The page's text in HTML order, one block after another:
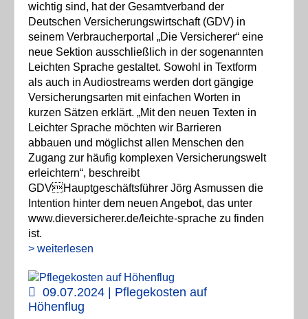
wichtig sind, hat der Gesamtverband der
Deutschen Versicherungswirtschaft (GDV) in
seinem Verbraucherportal „Die Versicherer“ eine
neue Sektion ausschließlich in der sogenannten
Leichten Sprache gestaltet. Sowohl in Textform
als auch in Audiostreams werden dort gängige
Versicherungsarten mit einfachen Worten in
kurzen Sätzen erklärt. „Mit den neuen Texten in
Leichter Sprache möchten wir Barrieren
abbauen und möglichst allen Menschen den
Zugang zur häufig komplexen Versicherungswelt
erleichtern“, beschreibt
GDVHauptgeschäftsführer Jörg Asmussen die
Intention hinter dem neuen Angebot, das unter
www.dieversicherer.de/leichte-sprache zu finden
ist.
> weiterlesen
09.07.2024 | Pflegekosten auf
Höhenflug